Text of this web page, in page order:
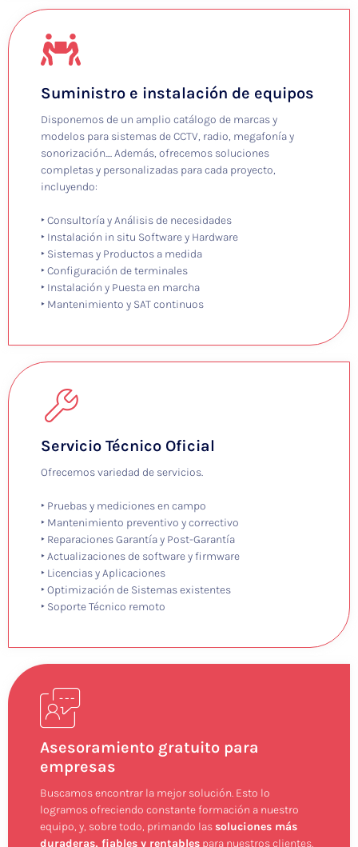
Suministro e instalación de equipos
Disponemos de un amplio catálogo de marcas y
modelos para sistemas de CCTV, radio, megafonía y
sonorización.... Además, ofrecemos soluciones
completas y personalizadas para cada proyecto,
incluyendo:
‣ Consultoría y Análisis de necesidades
‣ Instalación in situ Software y Hardware
‣ Sistemas y Productos a medida
‣ Configuración de terminales
‣ Instalación y Puesta en marcha
‣ Mantenimiento y SAT continuos
Servicio Técnico Oficial
Ofrecemos variedad de servicios.
‣ Pruebas y mediciones en campo
‣ Mantenimiento preventivo y correctivo
‣ Reparaciones Garantía y Post-Garantía
‣ Actualizaciones de software y firmware
‣ Licencias y Aplicaciones
‣ Optimización de Sistemas existentes
‣ Soporte Técnico remoto
Asesoramiento gratuito para
empresas
Buscamos encontrar la mejor solución. Esto lo
logramos ofreciendo constante formación a nuestro
equipo, y, sobre todo, primando lassoluciones más
duraderas, fiables y rentables para nuestros clientes.